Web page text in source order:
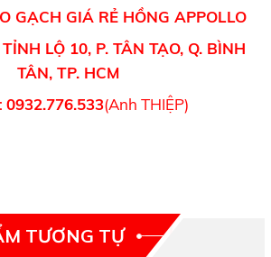
GẠCH GIÁ RẺ HỒNG APPOLLO
LỘ 10, P. TÂN TẠO, Q. BÌNH
TÂN, TP. HCM
0932.776.533(Anh THIỆP)
TƯƠNG TỰ